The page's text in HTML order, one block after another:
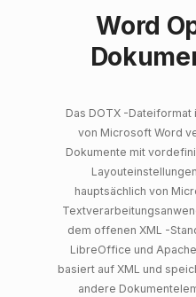
Word
Das DOTX -
von Microsoft Word
Dokumente mit
hauptsächlich von
dem offenen XML -
LibreOffice und
basiert auf XML und
andere